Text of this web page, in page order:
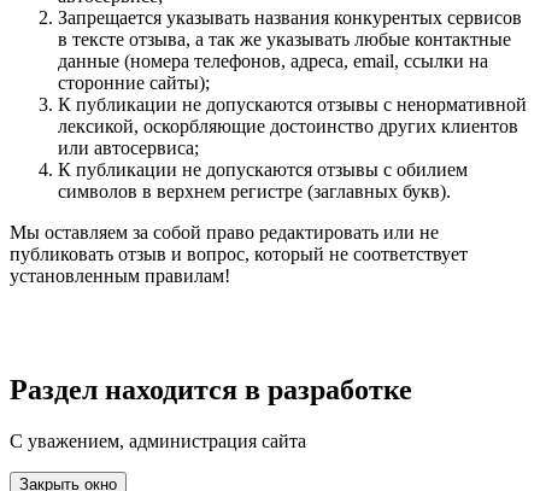
Запрещается указывать названия конкурентых сервисов
в тексте отзыва, а так же указывать любые контактные
данные (номера телефонов, адреса, email, ссылки на
сторонние сайты);
К публикации не допускаются отзывы с ненормативной
лексикой, оскорбляющие достоинство других клиентов
или автосервиса;
К публикации не допускаются отзывы с обилием
символов в верхнем регистре (заглавных букв).
Мы оставляем за собой право редактировать или не
публиковать отзыв и вопрос, который не соответствует
установленным правилам!
Раздел находится в разработке
С уважением, администрация сайта
Закрыть окно